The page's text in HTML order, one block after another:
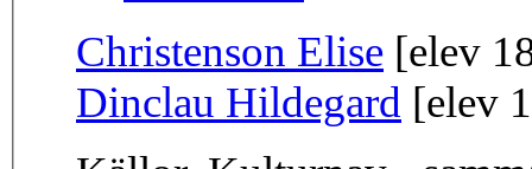
Christenson Elise [elev
Dinclau Hildegard [elev